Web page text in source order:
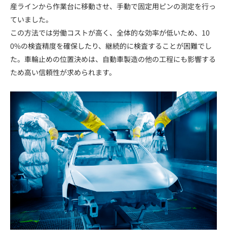
産ラインから作業台に移動させ、手動で固定用ピンの測定を行っ
ていました。
この方法では労働コストが高く、全体的な効率が低いため、10
0%の検査精度を確保したり、継続的に検査することが困難でし
た。車輪止めの位置決めは、自動車製造の他の工程にも影響する
ため高い信頼性が求められます。